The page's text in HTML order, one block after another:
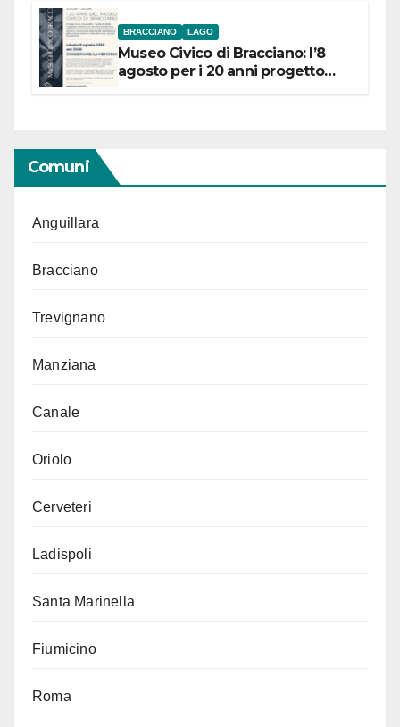
BRACCIANO LAGO
Museo Civico di Bracciano: l’8
agosto per i 20 anni progetto
Comuni
Anguillara
Bracciano
Trevignano
Manziana
Canale
Oriolo
Cerveteri
Ladispoli
Santa Marinella
Fiumicino
Roma